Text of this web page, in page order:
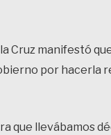
Cruz manifestó
por hacerla
que llevábamos